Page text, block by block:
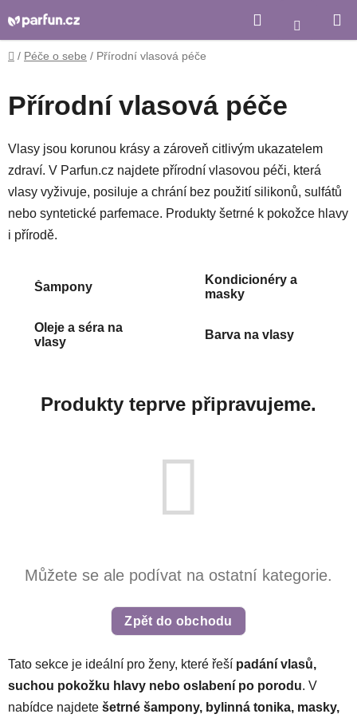
na
obsah
Nákupní
košík
Domů
/ Péče o sebe / Přírodní vlasová péče
Přírodní vlasová péče
Vlasy jsou korunou krásy a zároveň citlivým ukazatelem
zdraví. V Parfun.cz najdete přírodní vlasovou péči, která
vlasy vyživuje, posiluje a chrání bez použití silikonů, sulfátů
nebo syntetické parfemace. Produkty šetrné k pokožce hlavy
i přírodě.
Šampony
Kondicionéry a
masky
Oleje a séra na
vlasy
Barva na vlasy
Produkty teprve připravujeme.
Můžete se ale podívat na ostatní kategorie.
Zpět do obchodu
Tato sekce je ideální pro ženy, které řeší padání vlasů,
suchou pokožku hlavy nebo oslabení po porodu. V
nabídce najdete šetrné šampony, bylinná tonika, masky,